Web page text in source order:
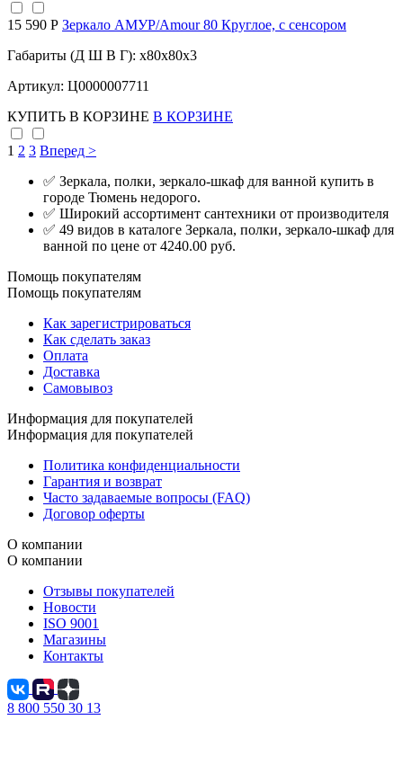
15 590 Р Зеркало АМУР/Amour 80 Круглое, с сенсором
Габариты (Д Ш В Г): x80x80x3
Артикул: Ц0000007711
КУПИТЬ В КОРЗИНЕ В КОРЗИНЕ
1 2 3 Вперед >
✅ Зеркала, полки, зеркало-шкаф для ванной купить в
городе Тюмень недорого.
✅ Широкий ассортимент сантехники от производителя
✅ 49 видов в каталоге Зеркала, полки, зеркало-шкаф для
ванной по цене от 4240.00 руб.
Помощь покупателям
Помощь покупателям
Как зарегистрироваться
Как сделать заказ
Оплата
Доставка
Самовывоз
Информация для покупателей
Информация для покупателей
Политика конфиденциальности
Гарантия и возврат
Часто задаваемые вопросы (FAQ)
Договор оферты
О компании
О компании
Отзывы покупателей
Новости
ISO 9001
Магазины
Контакты
8 800 550 30 13